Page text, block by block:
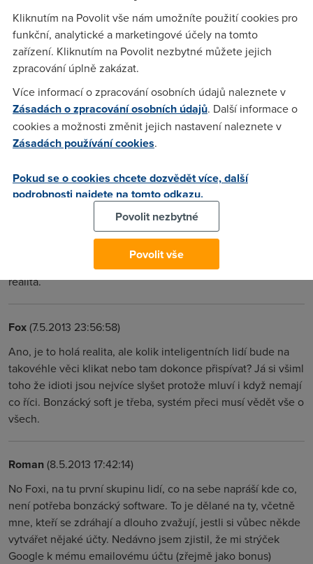
najká ovčí chitrá hlava mněla vymyslet "zakon" ohledně
šmirovacich a bonzackých softu ! a tvrdě je zakázat a jejich
používaní a "vyrobu" trestat stejně jako kradež nebo i větší
sazbou ! podle mně by bylo idealní 20 let na tvrdo pro toho
kdy do jakého koliv softu da možnost "bonzovat" ale to je
scifi :)
Roman(7.5.2013 20:53:05)
"napráskají" i tak dost svojí neopatrností na známých
sociálních sítích. Stačí pod nějakou chytlavou hlášku nebo
vtipné video umístit ikonky s palci nahoru a dolu, doplnit
msgbox s nadpisem: "Co se vám dnes honí hlavou?" a
nestačíte se divit, jak se projevuje inteligence přispěvatelů.
Kam se hrabou drahé sociologické průzkumy! ..a to je holá
realita.
Fox(7.5.2013 23:56:58)
Ano, je to holá realita, ale kolik inteligentních lidí bude na
takovéhle věci klikat nebo tam dokonce přispívat? Já si všiml
toho že idioti jsou nejvíce slyšet protože mluví i když nemají
co říci. Bonzácký soft je třeba, systém přeci musí vědět vše o
všech.
Roman(8.5.2013 17:42:14)
No Foxi, na tu první skupinu lidí, co na sebe napráší kde co,
není potřeba bonzácký software. To je dělané na ty, včetně
mne, kteří se zdráhají a dlouho zvažují, jestli si vůbec někde
vytvářet nějaké účty. Nedávno jsem zjistil, že mi strýček
Google k mému emailovému účtu (zřejmě jako bonus)
Kliknutím na Povolit vše nám umožníte použití cookies pro
funkční, analytické a marketingové účely na tomto
zařízení. Kliknutím na Povolit nezbytné můžete jejich
zpracování úplně zakázat.
Více informací o zpracování osobních údajů naleznete v
Zásadách o zpracování osobních údajů. Další informace o
cookies a možnosti změnit jejich nastavení naleznete v
Zásadách používání cookies.
Pokud se o cookies chcete dozvědět více, další
podrobnosti najdete na tomto odkazu.
Povolit nezbytné
Povolit vše